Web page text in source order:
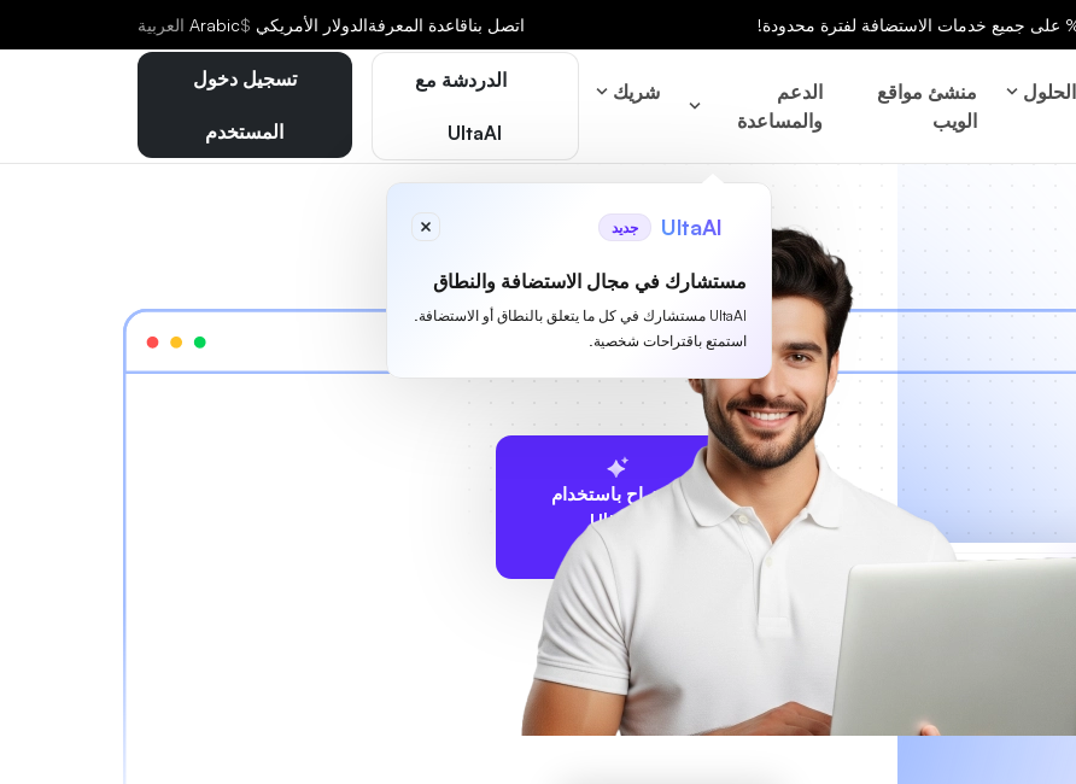
اتصل بناقاعدة المعرفةالدولار الأمريكي $
Arabic العربية
الحلول
منشئ مواقع
الويب
الدعم
والمساعدة
شريك الدردشة مع
UltaAI
UltaAI جديد
مستشارك في مجال الاستضافة والنطاق
UltaAI مستشارك في كل ما يتعلق بالنطاق أو الاستضافة.
استمتع باقتراحات شخصية.
تسجيل دخول
المستخدم
الاقتراح باستخدام
UltaAI
متاح!